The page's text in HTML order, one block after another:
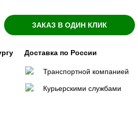
ЗАКАЗ В ОДИН КЛИК
Доставка по России
Транспортной компанией
Курьерскими службами